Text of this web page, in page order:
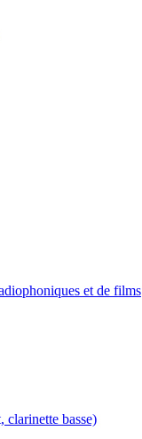
et de films
clarinette basse)